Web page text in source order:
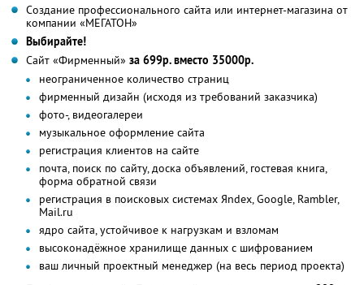
Создание профессионального сайта или интернет-магазина от
компании «МЕГАТОН»
Выбирайте!
Сайт «Фирменный» за 699р. вместо 35000р.
неограниченное количество страниц
фирменный дизайн (исходя из требований заказчика)
фото-, видеогалереи
музыкальное оформление сайта
регистрация клиентов на сайте
почта, поиск по сайту, доска объявлений, гостевая книга,
форма обратной связи
регистрация в поисковых системах Яndex, Google, Rambler,
Mail.ru
ядро сайта, устойчивое к нагрузкам и взломам
высоконадёжное хранилище данных с шифрованием
ваш личный проектный менеджер (на весь период проекта)